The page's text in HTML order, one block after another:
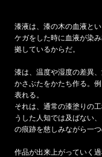
漆液は、漆の木の血液と
ケガをした時に血液が染
拠しているからだ。
漆は、温度や湿度の差異
かさぶたをかたち作る。
表れる。
それは、通常の漆塗りの
うした人知では及ばない
の痕跡を慈しみながら一
作品が出来上がっていく